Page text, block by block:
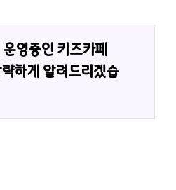
영중인 키즈카페
하게 알려드리겠습